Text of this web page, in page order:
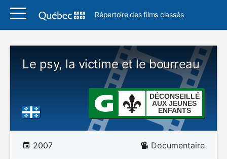
Répertoire des films classés
Le psy, la victime et le bourreau
DÉCONSEILLÉ
AUX JEUNES
ENFANTS
2007 Documentaire